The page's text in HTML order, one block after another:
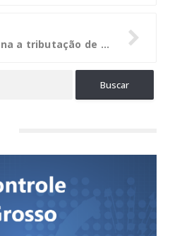
Receita Federal disciplina a tributação de lucros, rendimentos e ganhos de capital auferidos no exterior pelas pessoas jurídicas domiciliadas no Brasil